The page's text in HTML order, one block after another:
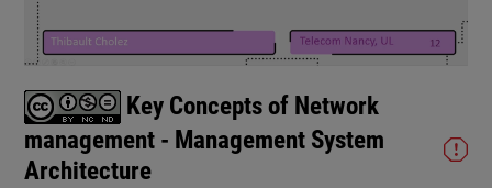
la
vidéo
Key Concepts of Network
management - Management System
Architecture